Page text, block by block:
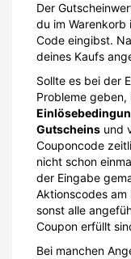
Der
du im Warenkorb
Code eingibst.
deines Kaufs
Sollte es bei der
Probleme
Gutscheins und
Couponcode
nicht schon
der Eingabe
Aktionscodes
sonst alle
Coupon erfüllt
Bei manchen